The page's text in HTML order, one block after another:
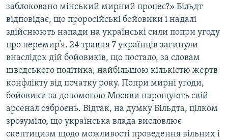
заблоковано мінський мирний процес?» Більдт
відповідає, що проросійські бойовики і надалі
здійснюють напади на українські сили попри угоду
про перемир’я. 24 травня 7 українців загинули
внаслідок дій бойовиків, що постало, за словам
шведського політика, найбільшою кількістю жертв
конфлікту від початку року. Попри мирні угоди,
бойовики за допомогою Москви нарощують свій
арсенал озброєнь. Відтак, на думку Більдта, цілком
зрозуміло, що українська влада висловлює
скептицизм щодо можливості проведення вільних і